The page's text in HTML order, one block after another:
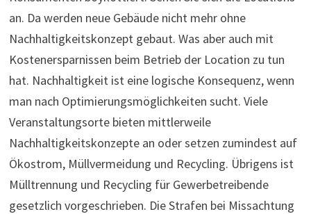
an. Da werden neue Gebäude nicht mehr ohne
Nachhaltigkeitskonzept gebaut. Was aber auch mit
Kostenersparnissen beim Betrieb der Location zu tun
hat. Nachhaltigkeit ist eine logische Konsequenz, wenn
man nach Optimierungsmöglichkeiten sucht. Viele
Veranstaltungsorte bieten mittlerweile
Nachhaltigkeitskonzepte an oder setzen zumindest auf
Ökostrom, Müllvermeidung und Recycling. Übrigens ist
Mülltrennung und Recycling für Gewerbetreibende
gesetzlich vorgeschrieben. Die Strafen bei Missachtung